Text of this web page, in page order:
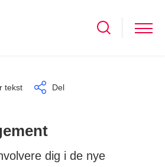
tekst Del
dig i de nye